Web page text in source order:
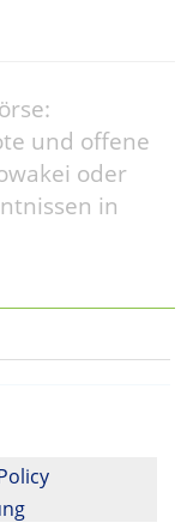
und offene
oder
in